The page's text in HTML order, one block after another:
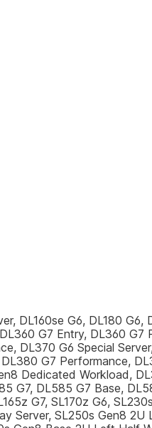
DL160se G6, DL180
G7 Entry, DL360
DL370 G6 Special
G7 Performance,
Dedicated Workload,
G7, DL585 G7 Base,
G7, SL170z G6,
Server, SL250s Gen8